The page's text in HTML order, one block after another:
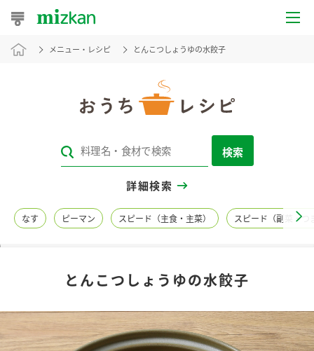
おうちレシピ
レシピカテゴリ一覧
レシピ名特集
商品情報
商品カテゴリ
メニュー・レシピ とんこつしょうゆの水餃子
検索
詳細検索
なす ピーマン スピード（主食・主菜） スピード（副菜・つ
とんこつしょうゆの水餃子